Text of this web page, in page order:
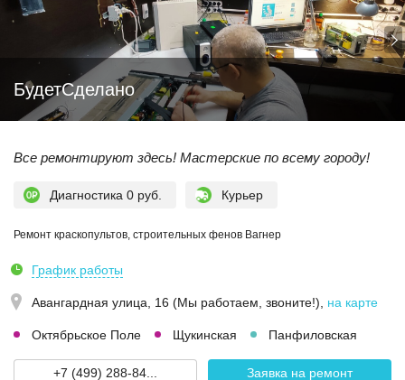
БудетСделано
Все ремонтируют здесь! Мастерские по всему городу!
Диагностика 0 руб. Курьер
Ремонт краскопультов, строительных фенов Вагнер
График работы
Авангардная улица, 16 (Мы работаем, звоните!) на карте
Октябрьское Поле Щукинская Панфиловская
+7 (499) 288-84... Заявка на ремонт